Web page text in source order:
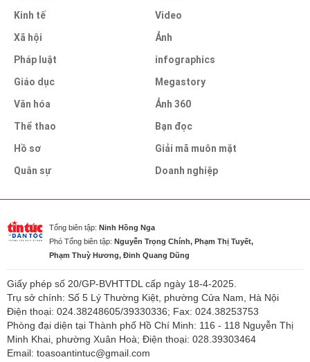
Kinh tế
Xã hội
Pháp luật
Giáo dục
Văn hóa
Thể thao
Hồ sơ
Quân sự
Video
Ảnh
infographics
Megastory
Ảnh 360
Bạn đọc
Giải mã muôn mặt
Doanh nghiệp
Tổng biên tập: Ninh Hồng Nga
Phó Tổng biên tập: Nguyễn Trọng Chính, Phạm Thị Tuyết,
Phạm Thuỳ Hương, Đinh Quang Dũng
Giấy phép số 20/GP-BVHTTDL cấp ngày 18-4-2025.
Trụ sở chính: Số 5 Lý Thường Kiệt, phường Cửa Nam, Hà Nội
Điện thoại: 024.38248605/39330336; Fax: 024.38253753
Phòng đại diện tại Thành phố Hồ Chí Minh: 116 - 118 Nguyễn Thị
Minh Khai, phường Xuân Hoà; Điện thoại: 028.39303464
Email: toasoantintuc@gmail.com